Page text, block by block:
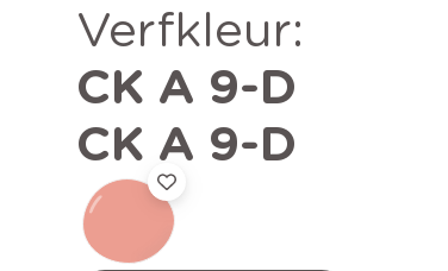
verfkleur:
CK A 9-D
CK A 9-D